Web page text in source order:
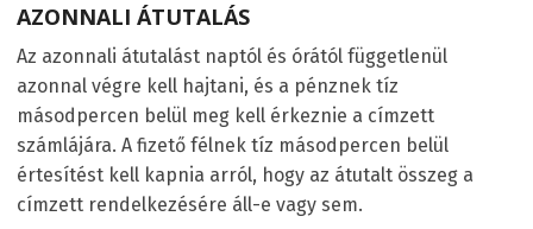
AZONNALI ÁTUTALÁS
Az azonnali átutalást naptól és órától függetlenül
azonnal végre kell hajtani, és a pénznek tíz
másodpercen belül meg kell érkeznie a címzett
számlájára. A fizető félnek tíz másodpercen belül
értesítést kell kapnia arról, hogy az átutalt összeg a
címzett rendelkezésére áll-e vagy sem.